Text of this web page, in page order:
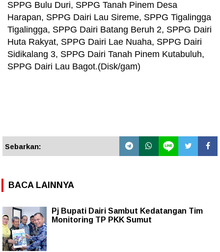
SPPG Bulu Duri, SPPG Tanah Pinem Desa
Harapan, SPPG Dairi Lau Sireme, SPPG Tigalingga
Tigalingga, SPPG Dairi Batang Beruh 2, SPPG Dairi
Huta Rakyat, SPPG Dairi Lae Nuaha, SPPG Dairi
Sidikalang 3, SPPG Dairi Tanah Pinem Kutabuluh,
SPPG Dairi Lau Bagot.(Disk/gam)
Sebarkan:
BACA LAINNYA
Pj Bupati Dairi Sambut Kedatangan Tim
Monitoring TP PKK Sumut